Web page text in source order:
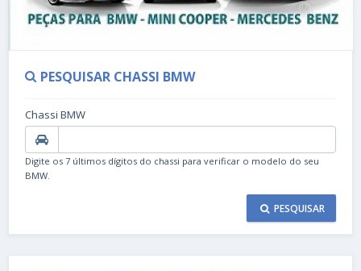
PESQUISAR CHASSI BMW
Chassi BMW
Digite os 7 últimos dígitos do chassi para verificar o modelo do seu
BMW.
PESQUISAR